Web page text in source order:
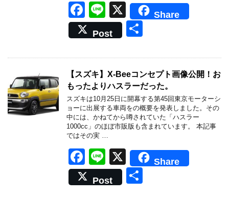
F
a
c
e
b
o
o
k
Li
n
e
X
Share
Post
【スズキ】X-Beeコンセプト画像公開！お
もったよりハスラーだった。
スズキは10月25日に開幕する第45回東京モーターシ
ョーに出展する車両をの概要を発表しました。その
中には、かねてから噂されていた「ハスラー
1000cc」のほぼ市販版も含まれています。 本記事
ではその実 …
F
a
c
Li
n
e
X
Share
Post